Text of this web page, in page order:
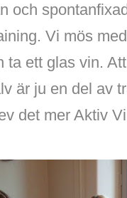
och
Vi mös
ta ett glas vin.
är ju en del av
det mer Aktiv